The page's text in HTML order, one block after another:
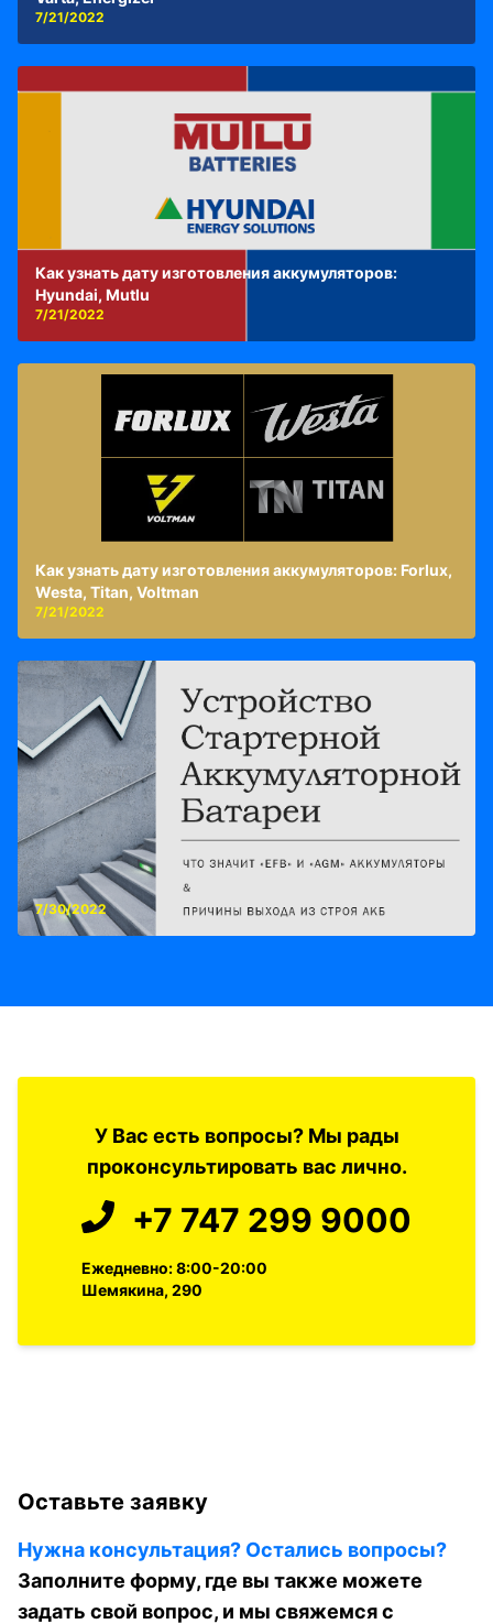
7/21/2022
Как узнать дату изготовления аккумуляторов:
Hyundai, Mutlu
7/21/2022
Как узнать дату изготовления аккумуляторов: Forlux,
Westa, Titan, Voltman
7/21/2022
7/30/2022
У Вас есть вопросы? Мы рады
проконсультировать вас лично.
+7 747 299 9000
Ежедневно: 8:00-20:00
Шемякина, 290
Оставьте заявку
Нужна консультация? Остались вопросы?
Заполните форму, где вы также можете
задать свой вопрос, и мы свяжемся с